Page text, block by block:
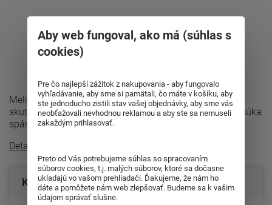
Melira bola navrhnutá pre zákazníkov, ktorí hľadajú
skutočné mäkučké a poddajné vykonanie matraca. Ponúka
spánok ako na obláčiku a napriek ...
Detailný popis
Konfigurácia produktu
Aby web fungoval, ako má (súhlas s
cookies)
Pre čo najlepší zážitok z nakupovania - aby fungovalo
vyhľadávanie, aby sme si pamätali, čo máte v košíku, aby
ste jednoducho zistili stav vašej objednávky, aby sme vás
neobťažovali nevhodnou reklamou a aby ste sa nemuseli
zakaždým prihlasovať.
Preto od Vás potrebujeme súhlas so spracovaním
súborov cookies, t.j. malých súborov, ktoré sa dočasne
ukladajú vo vašom prehliadači. Ďakujeme, že nám ho
dáte a pomôžete nám web zlepšovať. Budeme sa k vašim
údajom správať slušne.